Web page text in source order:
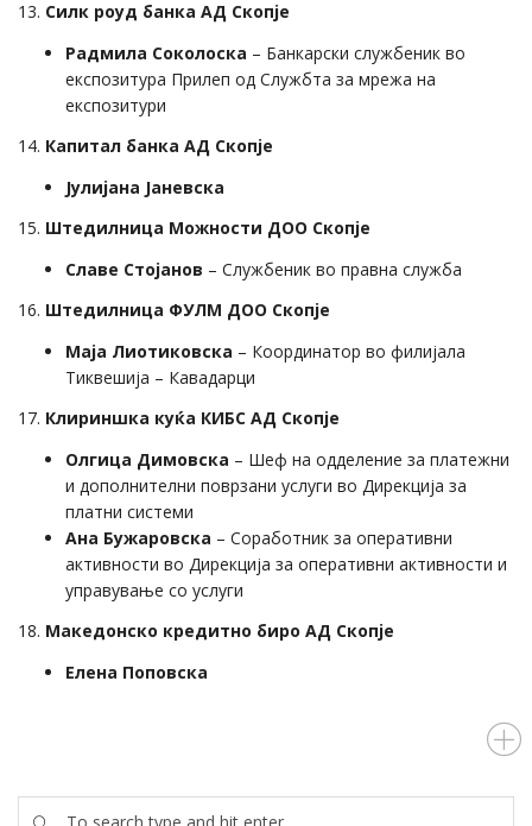
13. Силк роуд банка АД Скопје
Радмила Соколоска – Банкарски службеник во
експозитура Прилеп од Службта за мрежа на
експозитури
14. Капитал банка АД Скопје
Јулијана Јаневска
15. Штедилница Можности ДОО Скопје
Славе Стојанов – Службеник во правна служба
16. Штедилница ФУЛМ ДОО Скопје
Маја Лиотиковска – Координатор во филијала
Тиквешија – Кавадарци
17. Клириншка куќа КИБС АД Скопје
Олгица Димовска – Шеф на одделение за платежни
и дополнителни поврзани услуги во Дирекција за
платни системи
Ана Бужаровска – Соработник за оперативни
активности во Дирекција за оперативни активности и
управување со услуги
18. Македонско кредитно биро АД Скопје
Елена Поповска